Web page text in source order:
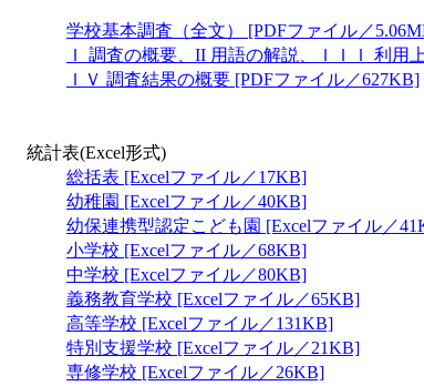
学校基本調査（全文） [PDFファイル／
Ｉ 調査の概要、II 用語の解説、ＩＩＩ 利用
ＩＶ 調査結果の概要 [PDFファイル／627KB]
統計表(Excel形式)
総括表 [Excelファイル／17KB]
幼稚園 [Excelファイル／40KB]
幼保連携型認定こども園 [Excelファイル／
小学校 [Excelファイル／68KB]
中学校 [Excelファイル／80KB]
義務教育学校 [Excelファイル／65KB]
高等学校 [Excelファイル／131KB]
特別支援学校 [Excelファイル／21KB]
専修学校 [Excelファイル／26KB]